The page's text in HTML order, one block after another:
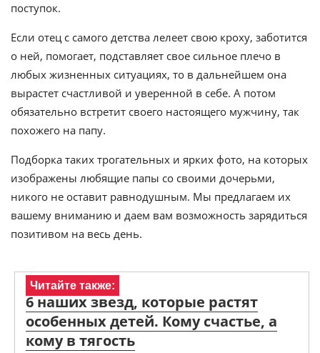
поступок.
Если отец с самого детства лелеет свою кроху, заботится
о ней, помогает, подставляет свое сильное плечо в
любых жизненных ситуациях, то в дальнейшем она
вырастет счастливой и уверенной в себе. А потом
обязательно встретит своего настоящего мужчину, так
похожего на папу.
Подборка таких трогательных и ярких фото, на которых
изображены любящие папы со своими дочерьми,
никого не оставит равнодушным. Мы предлагаем их
вашему вниманию и даем вам возможность зарядиться
позитивом на весь день.
Читайте также:
6 наших звезд, которые растят
особенных детей. Кому счастье, а
кому в тягость